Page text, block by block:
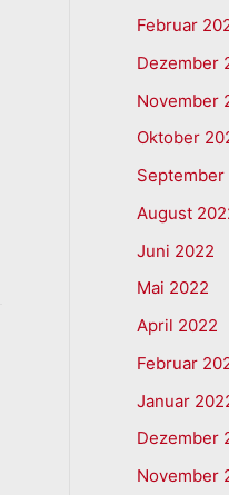
Februar
Dezember
November
Oktober
September
August
Juni 2022
Mai 2022
April 2022
Februar
Januar
Dezember
November